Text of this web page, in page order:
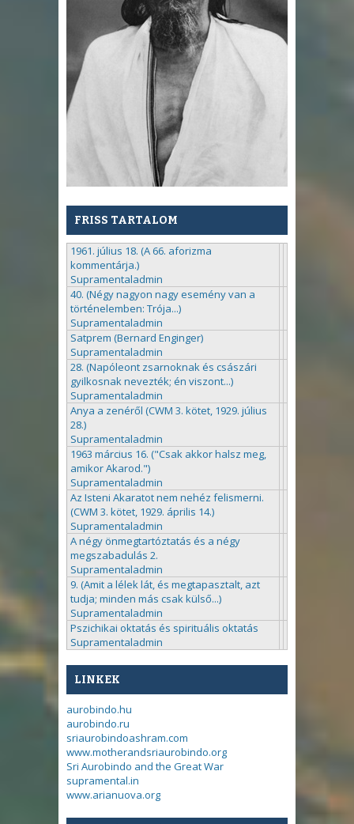
FRISS TARTALOM
1961. július 18. (A 66. aforizma
kommentárja.)
Supramentaladmin
40. (Négy nagyon nagy esemény van a
történelemben: Trója...)
Supramentaladmin
Satprem (Bernard Enginger)
Supramentaladmin
28. (Napóleont zsarnoknak és császári
gyilkosnak nevezték; én viszont...)
Supramentaladmin
Anya a zenéről (CWM 3. kötet, 1929. július
28.)
Supramentaladmin
1963 március 16. ("Csak akkor halsz meg,
amikor Akarod.")
Supramentaladmin
Az Isteni Akaratot nem nehéz felismerni.
(CWM 3. kötet, 1929. április 14.)
Supramentaladmin
A négy önmegtartóztatás és a négy
megszabadulás 2.
Supramentaladmin
9. (Amit a lélek lát, és megtapasztalt, azt
tudja; minden más csak külső...)
Supramentaladmin
Pszichikai oktatás és spirituális oktatás
Supramentaladmin
LINKEK
aurobindo.hu
aurobindo.ru
sriaurobindoashram.com
www.motherandsriaurobindo.org
Sri Aurobindo and the Great War
supramental.in
www.arianuova.org